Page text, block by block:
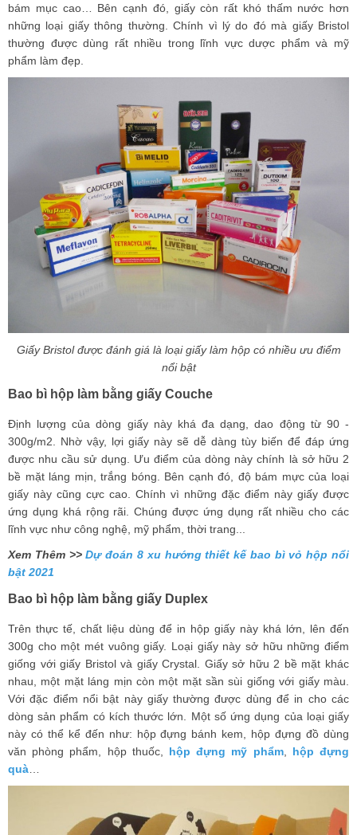
bám mục cao… Bên cạnh đó, giấy còn rất khó thấm nước hơn
những loại giấy thông thường. Chính vì lý do đó mà giấy Bristol
thường được dùng rất nhiều trong lĩnh vực dược phẩm và mỹ
phẩm làm đẹp.
Giấy Bristol được đánh giá là loại giấy làm hộp có nhiều ưu điểm
nổi bật
Bao bì hộp làm bằng giấy Couche
Định lượng của dòng giấy này khá đa dạng, dao động từ 90 -
300g/m2. Nhờ vậy, lợi giấy này sẽ dễ dàng tùy biến để đáp ứng
được nhu cầu sử dụng. Ưu điểm của dòng này chính là sở hữu 2
bề mặt láng mịn, trắng bóng. Bên cạnh đó, độ bám mực của loại
giấy này cũng cực cao. Chính vì những đặc điểm này giấy được
ứng dụng khá rộng rãi. Chúng được ứng dụng rất nhiều cho các
lĩnh vực như công nghệ, mỹ phẩm, thời trang...
Xem Thêm >>Dự đoán 8 xu hướng thiết kế bao bì vỏ hộp nổi
bật 2021
Bao bì hộp làm bằng giấy Duplex
Trên thực tế, chất liệu dùng để in hộp giấy này khá lớn, lên đến
300g cho một mét vuông giấy. Loại giấy này sở hữu những điểm
giống với giấy Bristol và giấy Crystal. Giấy sở hữu 2 bề mặt khác
nhau, một mặt láng mịn còn một mặt sần sùi giống với giấy màu.
Với đặc điểm nổi bật này giấy thường được dùng để in cho các
dòng sản phẩm có kích thước lớn. Một số ứng dụng của loại giấy
này có thể kể đến như: hộp đựng bánh kem, hộp đựng đồ dùng
văn phòng phẩm, hộp thuốc, hộp đựng mỹ phẩm, hộp đựng
quà